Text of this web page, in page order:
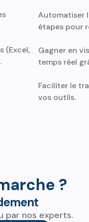
(Excel,
Automatiser
étapes pour
Gagner en
temps réel
Faciliter le
vos outils.
?
par nos experts.